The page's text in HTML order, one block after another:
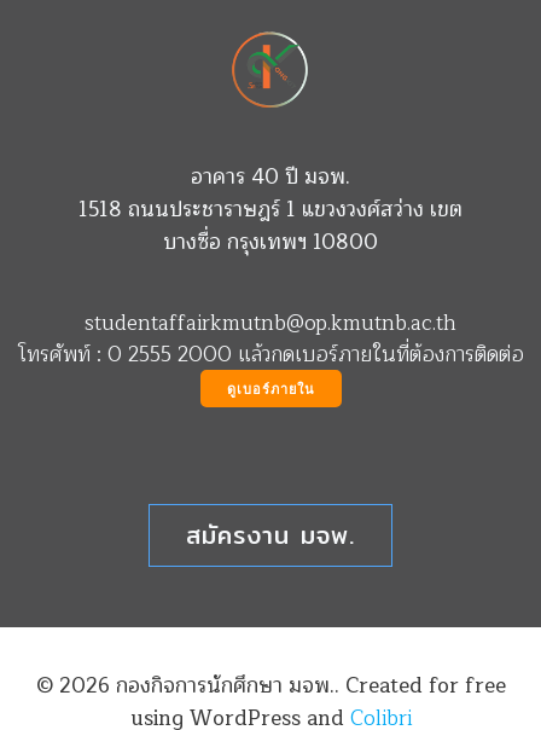
อาคาร 40 ปี มจพ.
1518 ถนนประชาราษฎร์ 1 แขวงวงศ์สว่าง เขต
บางซื่อ กรุงเทพฯ 10800
studentaffairkmutnb@op.kmutnb.ac.th
โทรศัพท์ : 0 2555 2000 แล้วกดเบอร์ภายในที่ต้องการติดต่อ
ดูเบอร์ภายใน
สมัครงาน มจพ.
© 2026 กองกิจการนักศึกษา มจพ.. Created for free
using WordPress and Colibri